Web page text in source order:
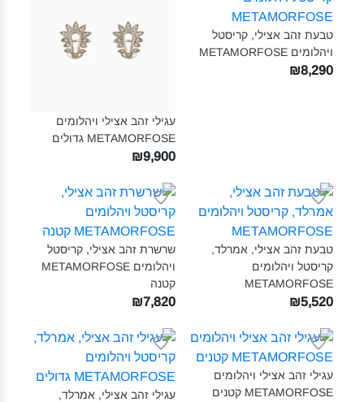
טבעת זהב אצילי, קריסטל
ויהלומים METAMORFOSE‎
₪8,290
עגילי זהב אצילי ויהלומים
METAMORFOSE גדולים‎
₪9,900
טבעת זהב אצילי, אמרלד,
קריסטל ויהלומים
METAMORFOSE‎
₪5,520
שרשרת זהב אצילי, קריסטל
ויהלומים METAMORFOSE
קטנה‎
₪7,820
עגילי זהב אצילי ויהלומים
METAMORFOSE קטנים‎
עגילי זהב אצילי, אמרלד,